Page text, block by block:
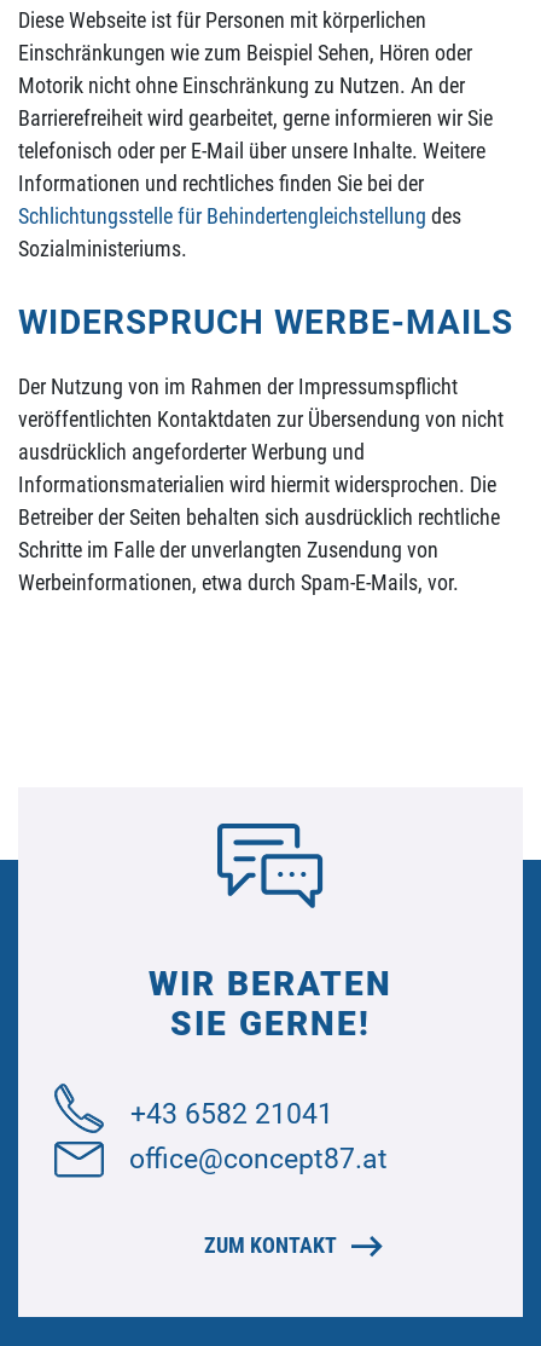
Diese Webseite ist für Personen mit körperlichen
Einschränkungen wie zum Beispiel Sehen, Hören oder
Motorik nicht ohne Einschränkung zu Nutzen. An der
Barrierefreiheit wird gearbeitet, gerne informieren wir Sie
telefonisch oder per E-Mail über unsere Inhalte. Weitere
Informationen und rechtliches finden Sie bei der
Schlichtungsstelle für Behindertengleichstellung des
Sozialministeriums.
WIDERSPRUCH WERBE-MAILS
Der Nutzung von im Rahmen der Impressumspflicht
veröffentlichten Kontaktdaten zur Übersendung von nicht
ausdrücklich angeforderter Werbung und
Informationsmaterialien wird hiermit widersprochen. Die
Betreiber der Seiten behalten sich ausdrücklich rechtliche
Schritte im Falle der unverlangten Zusendung von
Werbeinformationen, etwa durch Spam-E-Mails, vor.
WIR BERATEN
SIE GERNE!
+43 6582 21041
office@concept87.at
ZUM KONTAKT